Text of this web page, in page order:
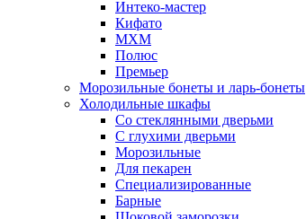
Интеко-мастер
Кифато
МХМ
Полюс
Премьер
Морозильные бонеты и ларь-бонеты
Холодильные шкафы
Со стеклянными дверьми
С глухими дверьми
Морозильные
Для пекарен
Специализированные
Барные